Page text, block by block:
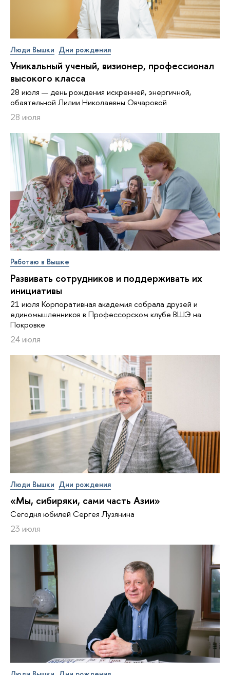
Люди Вышки Дни рождения
Уникальный ученый, визионер, про­фес­си­о­нал
высокого класса
28 июля — день рождения искренней, энергичной,
обаятельной Лилии Николаевны Овчаровой
28 июля
Работаю в Вышке
Развивать сотрудников и поддерживать их
инициативы
21 июля Корпоративная академия собрала друзей и
единомышленников в Профессорском клубе ВШЭ на
Покровке
24 июля
Люди Вышки Дни рождения
«Мы, сибиряки, сами часть Азии»
Сегодня юбилей Сергея Лузянина
23 июля